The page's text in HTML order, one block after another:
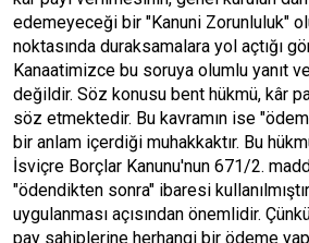
edemeyeceği bir "Kanuni Zorunluluk"
noktasında duraksamalara yol açtığı
Kanaatimizce bu soruya olumlu yanıt
değildir. Söz konusu bent hükmü, kâr
söz etmektedir. Bu kavramın ise
bir anlam içerdiği muhakkaktır. Bu
İsviçre Borçlar Kanunu'nun 671/2.
"ödendikten sonra" ibaresi
uygulanması açısından önemlidir.
pay sahiplerine herhangi bir ödeme